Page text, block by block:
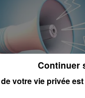
votre vie privée
Continuer